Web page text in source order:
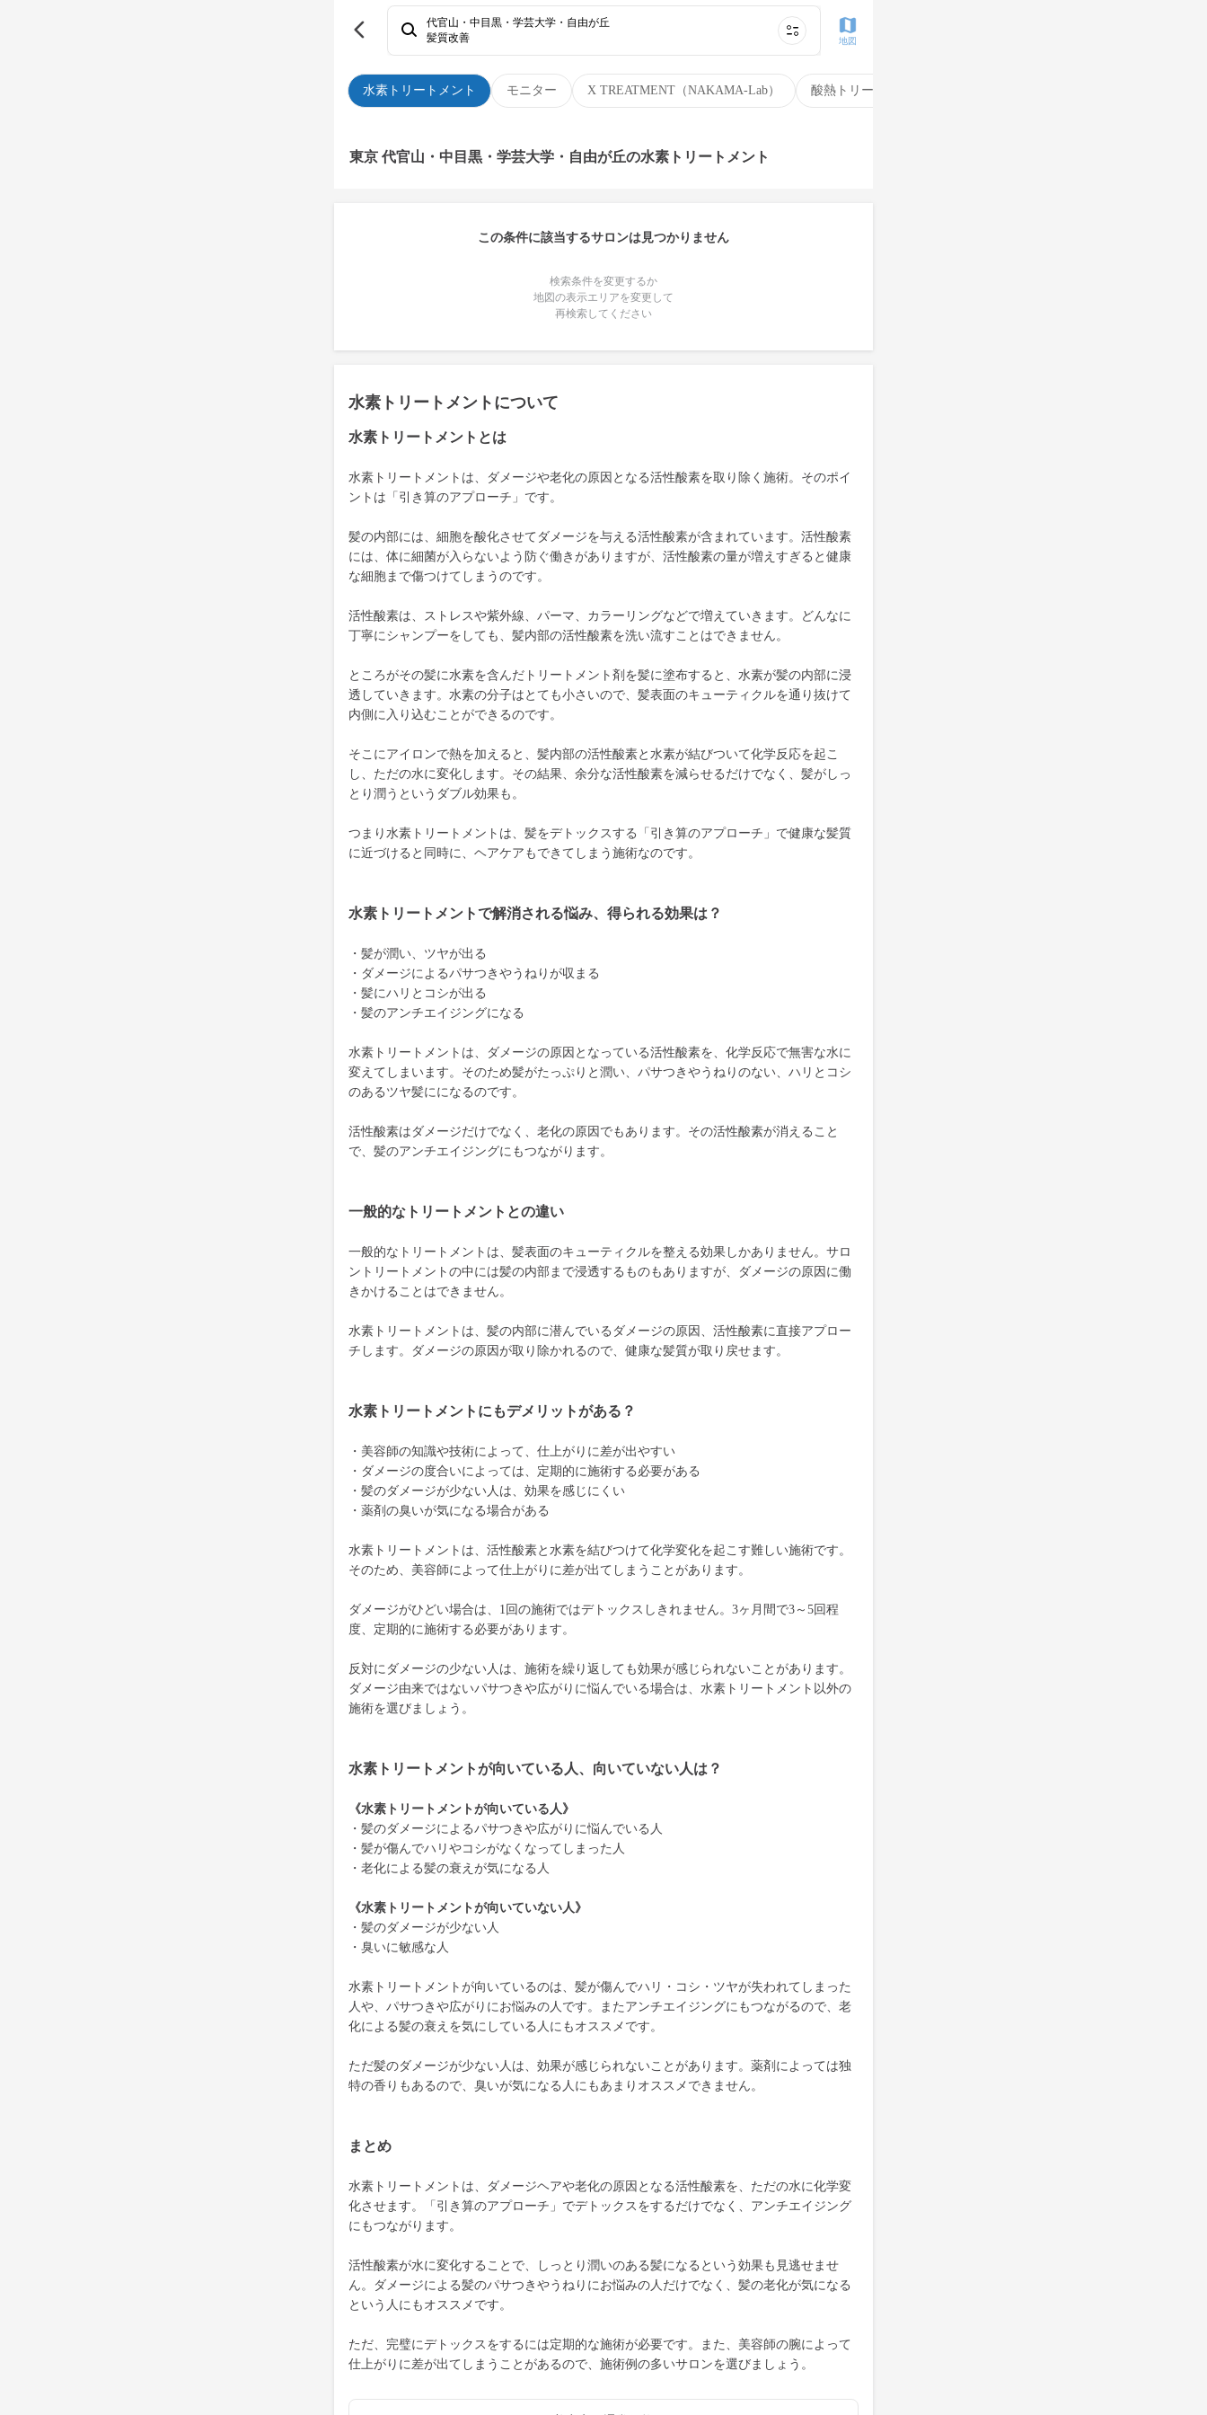
水素トリートメント モニター X TREATMENT（NAKAMA-Lab） 酸熱トリートメント
代官山・中目黒・学芸大学・自由が丘
髪質改善
地図
東京 代官山・中目黒・学芸大学・自由が丘の水素トリートメント
この条件に該当するサロンは見つかりません
検索条件を変更するか
地図の表示エリアを変更して
再検索してください
水素トリートメントについて
水素トリートメントとは
水素トリートメントは、ダメージや老化の原因となる活性酸素を取り除く施術。そのポイ
ントは「引き算のアプローチ」です。
髪の内部には、細胞を酸化させてダメージを与える活性酸素が含まれています。活性酸素
には、体に細菌が入らないよう防ぐ働きがありますが、活性酸素の量が増えすぎると健康
な細胞まで傷つけてしまうのです。
活性酸素は、ストレスや紫外線、パーマ、カラーリングなどで増えていきます。どんなに
丁寧にシャンプーをしても、髪内部の活性酸素を洗い流すことはできません。
ところがその髪に水素を含んだトリートメント剤を髪に塗布すると、水素が髪の内部に浸
透していきます。水素の分子はとても小さいので、髪表面のキューティクルを通り抜けて
内側に入り込むことができるのです。
そこにアイロンで熱を加えると、髪内部の活性酸素と水素が結びついて化学反応を起こ
し、ただの水に変化します。その結果、余分な活性酸素を減らせるだけでなく、髪がしっ
とり潤うというダブル効果も。
つまり水素トリートメントは、髪をデトックスする「引き算のアプローチ」で健康な髪質
に近づけると同時に、ヘアケアもできてしまう施術なのです。
水素トリートメントで解消される悩み、得られる効果は？
・髪が潤い、ツヤが出る
・ダメージによるパサつきやうねりが収まる
・髪にハリとコシが出る
・髪のアンチエイジングになる
水素トリートメントは、ダメージの原因となっている活性酸素を、化学反応で無害な水に
変えてしまいます。そのため髪がたっぷりと潤い、パサつきやうねりのない、ハリとコシ
のあるツヤ髪にになるのです。
活性酸素はダメージだけでなく、老化の原因でもあります。その活性酸素が消えること
で、髪のアンチエイジングにもつながります。
一般的なトリートメントとの違い
一般的なトリートメントは、髪表面のキューティクルを整える効果しかありません。サロ
ントリートメントの中には髪の内部まで浸透するものもありますが、ダメージの原因に働
きかけることはできません。
水素トリートメントは、髪の内部に潜んでいるダメージの原因、活性酸素に直接アプロー
チします。ダメージの原因が取り除かれるので、健康な髪質が取り戻せます。
水素トリートメントにもデメリットがある？
・美容師の知識や技術によって、仕上がりに差が出やすい
・ダメージの度合いによっては、定期的に施術する必要がある
・髪のダメージが少ない人は、効果を感じにくい
・薬剤の臭いが気になる場合がある
水素トリートメントは、活性酸素と水素を結びつけて化学変化を起こす難しい施術です。
そのため、美容師によって仕上がりに差が出てしまうことがあります。
ダメージがひどい場合は、1回の施術ではデトックスしきれません。3ヶ月間で3～5回程
度、定期的に施術する必要があります。
反対にダメージの少ない人は、施術を繰り返しても効果が感じられないことがあります。
ダメージ由来ではないパサつきや広がりに悩んでいる場合は、水素トリートメント以外の
施術を選びましょう。
水素トリートメントが向いている人、向いていない人は？
《水素トリートメントが向いている人》
・髪のダメージによるパサつきや広がりに悩んでいる人
・髪が傷んでハリやコシがなくなってしまった人
・老化による髪の衰えが気になる人
《水素トリートメントが向いていない人》
・髪のダメージが少ない人
・臭いに敏感な人
水素トリートメントが向いているのは、髪が傷んでハリ・コシ・ツヤが失われてしまった
人や、パサつきや広がりにお悩みの人です。またアンチエイジングにもつながるので、老
化による髪の衰えを気にしている人にもオススメです。
ただ髪のダメージが少ない人は、効果が感じられないことがあります。薬剤によっては独
特の香りもあるので、臭いが気になる人にもあまりオススメできません。
まとめ
水素トリートメントは、ダメージヘアや老化の原因となる活性酸素を、ただの水に化学変
化させます。「引き算のアプローチ」でデトックスをするだけでなく、アンチエイジング
にもつながります。
活性酸素が水に変化することで、しっとり潤いのある髪になるという効果も見逃せませ
ん。ダメージによる髪のパサつきやうねりにお悩みの人だけでなく、髪の老化が気になる
という人にもオススメです。
ただ、完璧にデトックスをするには定期的な施術が必要です。また、美容師の腕によって
仕上がりに差が出てしまうことがあるので、施術例の多いサロンを選びましょう。